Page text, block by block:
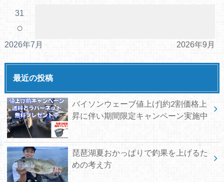
31
○
2026年7月 2026年9月
最近の投稿
バイソンウェーブ値上げ|約2割価格上
昇に伴い期間限定キャンペーン実施中
琵琶湖夏おかっぱりで釣果を上げるた
めの考え方